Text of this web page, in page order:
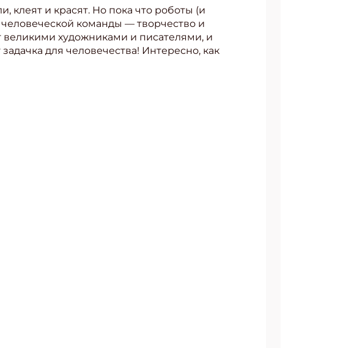
и красят. Но пока что роботы (и
команды — творчество и
великими художниками и писателями, и
для человечества! Интересно, как